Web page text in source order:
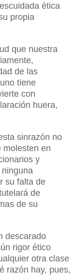
ética
propia
que nuestra
de las
tiene
con
huera,
sinrazón no
molesten en
y
su falta de
de
de su
descarado
rigor ético
otra clase
razón hay, pues,